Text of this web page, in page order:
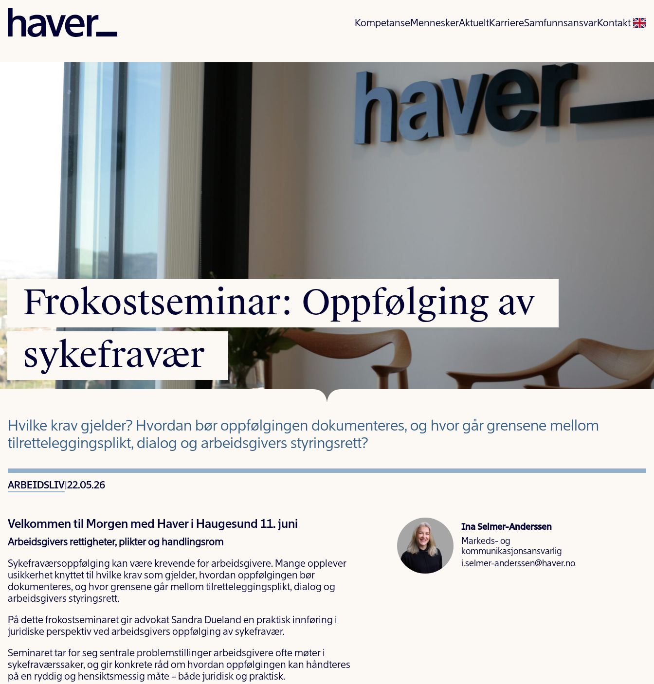
KompetanseMenneskerAktueltKarriereSamfunnsansvarKontakt
Frokostseminar: Oppfølging av
sykefravær
Hvilke krav gjelder? Hvordan bør oppfølgingen dokumenteres, og hvor går grensene mellom
tilretteleggingsplikt, dialog og arbeidsgivers styringsrett?
ARBEIDSLIV 22.05.26
Velkommen til Morgen med Haver i Haugesund 11. juni
Arbeidsgivers rettigheter, plikter og handlingsrom
Sykefraværsoppfølging kan være krevende for arbeidsgivere. Mange opplever
usikkerhet knyttet til hvilke krav som gjelder, hvordan oppfølgingen bør
dokumenteres, og hvor grensene går mellom tilretteleggingsplikt, dialog og
arbeidsgivers styringsrett.
På dette frokostseminaret gir advokat Sandra Dueland en praktisk innføring i
juridiske perspektiv ved arbeidsgivers oppfølging av sykefravær.
Seminaret tar for seg sentrale problemstillinger arbeidsgivere ofte møter i
sykefraværssaker, og gir konkrete råd om hvordan oppfølgingen kan håndteres
på en ryddig og hensiktsmessig måte – både juridisk og praktisk.
Ina Selmer-Anderssen
Markeds- og
kommunikasjonsansvarlig
i.selmer-anderssen@haver.no